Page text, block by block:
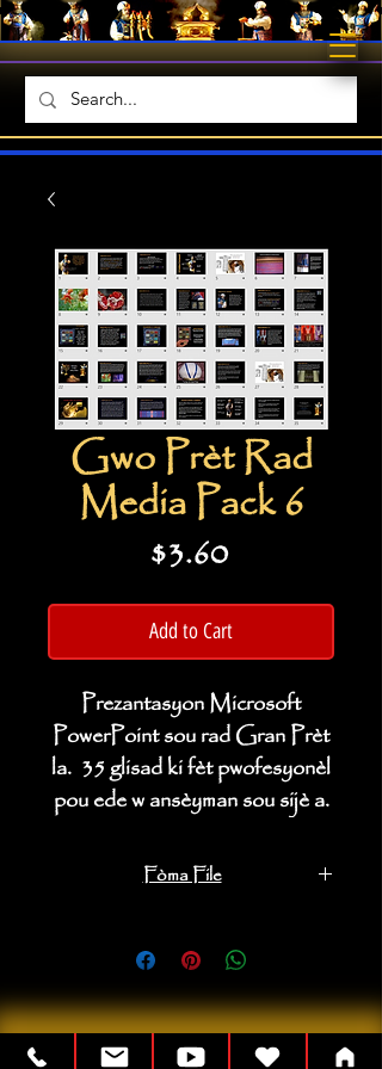
Gwo Prèt Rad
Media Pack 6
$3.60Price
Add to Cart
Prezantasyon Microsoft
PowerPoint sou rad Gran Prèt
la. 35 glisad ki fèt pwofesyonèl
pou ede w ansèyman sou sijè a.
Fòma File